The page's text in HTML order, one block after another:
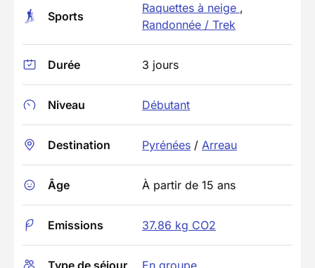
Sports
Raquettes à neige ,
Randonnée / Trek
Durée 3 jours
Niveau Débutant
Destination Pyrénées / Arreau
Âge À partir de 15 ans
Emissions 37.86 kg CO2